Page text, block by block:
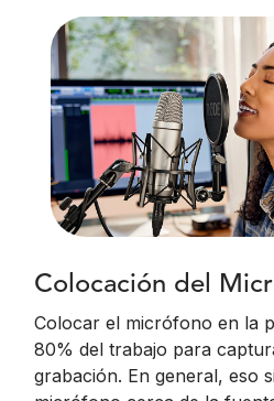
Colocación del
Colocar el micrófono en la
80% del trabajo para
grabación. En general, eso